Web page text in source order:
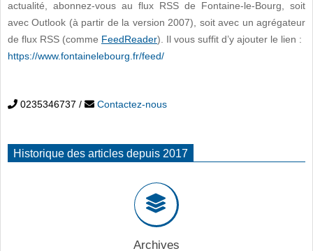
actualité, abonnez-vous au flux RSS de Fontaine-le-Bourg, soit
avec Outlook (à partir de la version 2007), soit avec un agrégateur
de flux RSS (comme FeedReader). Il vous suffit d’y ajouter le lien :
https://www.fontainelebourg.fr/feed/
0235346737 / Contactez-nous
Historique des articles depuis 2017
Archives